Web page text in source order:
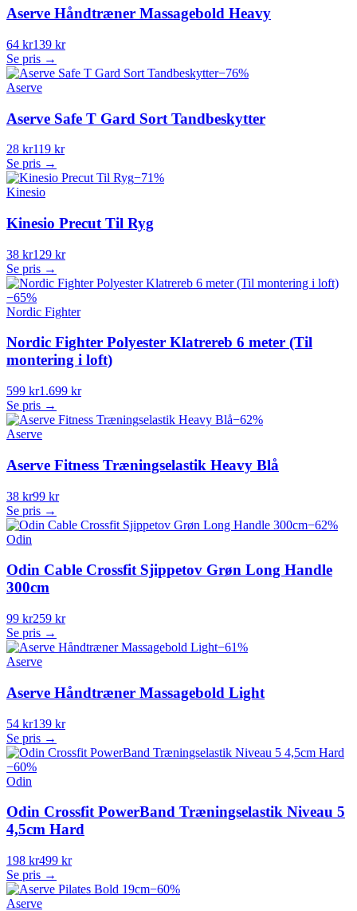
Aserve Håndtræner Massagebold Heavy
64 kr139 kr
Se pris →
−76%
Aserve
Aserve Safe T Gard Sort Tandbeskytter
28 kr119 kr
Se pris →
−71%
Kinesio
Kinesio Precut Til Ryg
38 kr129 kr
Se pris →
−65%
Nordic Fighter
Nordic Fighter Polyester Klatrereb 6 meter (Til
montering i loft)
599 kr1.699 kr
Se pris →
−62%
Aserve
Aserve Fitness Træningselastik Heavy Blå
38 kr99 kr
Se pris →
−62%
Odin
Odin Cable Crossfit Sjippetov Grøn Long Handle
300cm
99 kr259 kr
Se pris →
−61%
Aserve
Aserve Håndtræner Massagebold Light
54 kr139 kr
Se pris →
−60%
Odin
Odin Crossfit PowerBand Træningselastik Niveau 5
4,5cm Hard
198 kr499 kr
Se pris →
−60%
Aserve